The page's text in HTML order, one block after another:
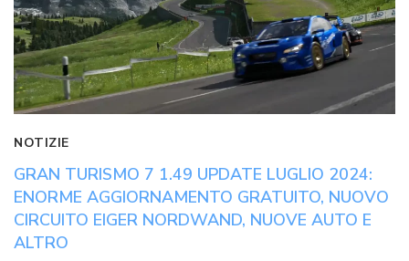
NOTIZIE
GRAN TURISMO 7 1.49 UPDATE LUGLIO 2024:
ENORME AGGIORNAMENTO GRATUITO, NUOVO
CIRCUITO EIGER NORDWAND, NUOVE AUTO E
ALTRO